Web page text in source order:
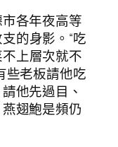
各年夜高等
的身影。“吃
上層次就不
些老板請他吃
他先過目、
翅鮑是頻仍